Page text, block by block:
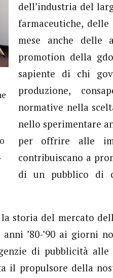
dell’industria del
farmaceutiche,
mese anche delle
promotion della
sapiente di chi
produzione,
normative nella
nello sperimentare
per offrire alle
contribuiscano a
di un pubblico di
storia del mercato
anni ’80-’90 ai giorni
di pubblicità alle
il propulsore della